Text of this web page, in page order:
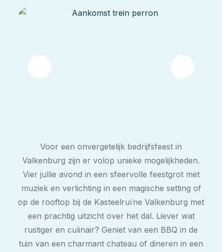
Voor een onvergetelijk bedrijfsfeest in
Valkenburg zijn er volop unieke mogelijkheden.
Vier jullie avond in een sfeervolle feestgrot met
muziek en verlichting in een magische setting of
op de rooftop bij de Kasteelruïne Valkenburg met
een prachtig uitzicht over het dal. Liever wat
rustiger en culinair? Geniet van een BBQ in de
tuin van een charmant chateau of dineren in een